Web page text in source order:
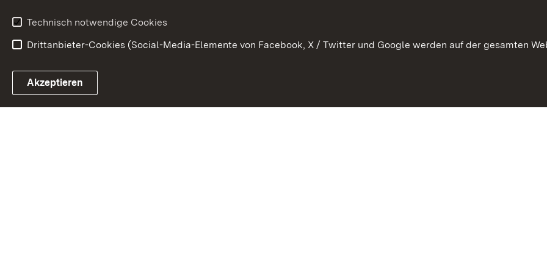
Link zum Landesportal
Technisch notwendige Cookies
Drittanbieter-Cookies (Social-Media-Elemente von Facebook, X / Twitter und Google werden auf der gesamten
Akzeptieren